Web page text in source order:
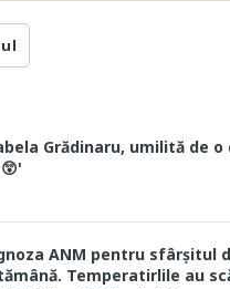
Grădinaru, umilită de o
ANM pentru sfârșitul
Temperatirlile au